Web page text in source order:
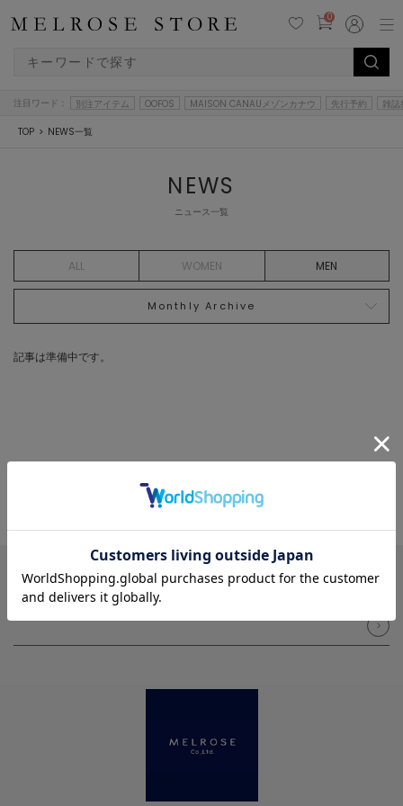
0
注目ワード： 別注アイテム OOFOS MAISON CANAUメゾンカナウ 先行予約 雑誌
TOP NEWS一覧
NEWS
ニュース一覧
ALL WOMEN MEN
Monthly Archive
記事は準備中です。
NEWSLETTER メルマガ登録